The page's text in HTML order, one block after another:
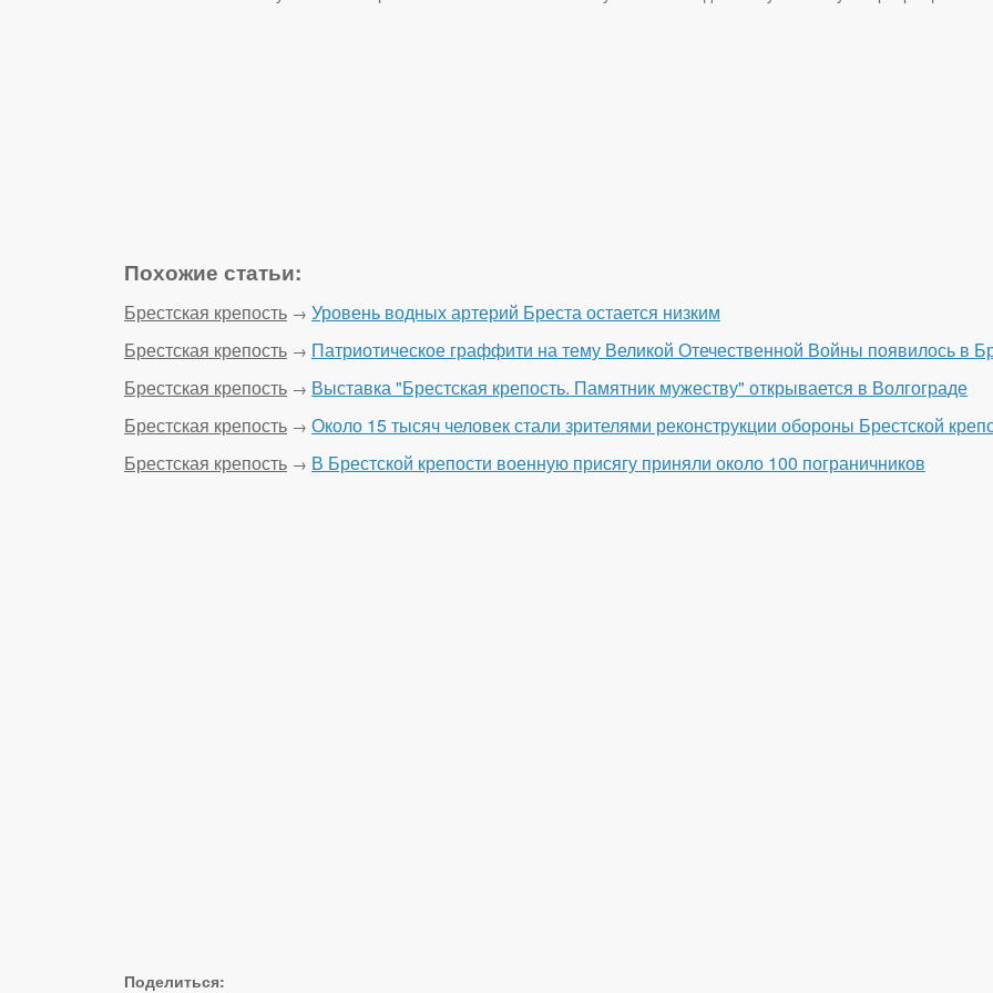
Похожие статьи:
Брестская крепость → Уровень водных артерий Бреста остается низким
Брестская крепость → Патриотическое граффити на тему Великой Отечественной Войны появилось в
Брестская крепость → Выставка "Брестская крепость. Памятник мужеству" открывается в Волгограде
Брестская крепость → Около 15 тысяч человек стали зрителями реконструкции обороны Брестской
Брестская крепость → В Брестской крепости военную присягу приняли около 100 пограничников
Поделиться: